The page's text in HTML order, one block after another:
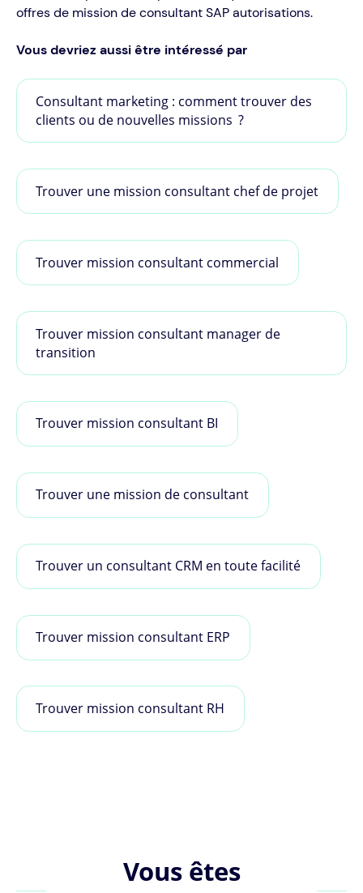
offres de mission de consultant SAP autorisations.
Vous devriez aussi être intéressé par
Consultant marketing : comment trouver des
clients ou de nouvelles missions ?
Trouver une mission consultant chef de projet
Trouver mission consultant commercial
Trouver mission consultant manager de
transition
Trouver mission consultant BI
Trouver une mission de consultant
Trouver un consultant CRM en toute facilité
Trouver mission consultant ERP
Trouver mission consultant RH
Vous êtes